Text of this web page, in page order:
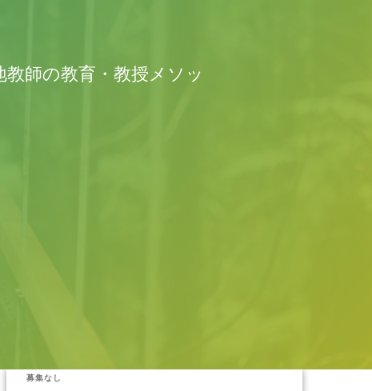
師の教育・教授メソッ
Apply
募集なし